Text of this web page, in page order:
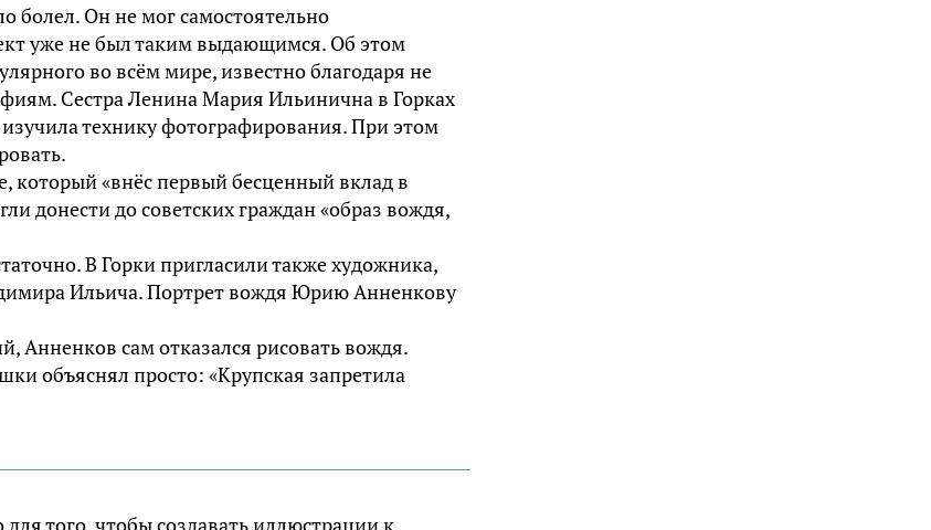
болел. Он не мог самостоятельно
уже не был таким выдающимся. Об этом
во всём мире, известно благодаря не
Сестра Ленина Мария Ильинична в Горках
технику фотографирования. При этом
который «внёс первый бесценный вклад в
донести до советских граждан «образ вождя,
В Горки пригласили также художника,
Ильича. Портрет вождя Юрию Анненкову
Анненков сам отказался рисовать вождя.
объяснял просто: «Крупская запретила
того, чтобы создавать иллюстрации к